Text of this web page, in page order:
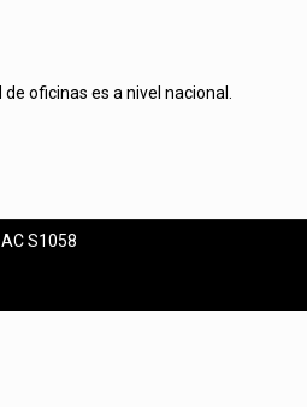
oficinas es a nivel nacional.
S1058